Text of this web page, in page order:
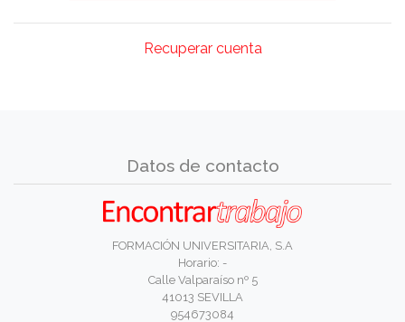
Recuperar cuenta
Datos de contacto
FORMACIÓN UNIVERSITARIA, S.A
Horario: -
Calle Valparaíso nº 5
41013 SEVILLA
954673084